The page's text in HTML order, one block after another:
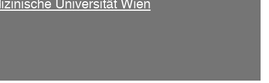
Universität Wien